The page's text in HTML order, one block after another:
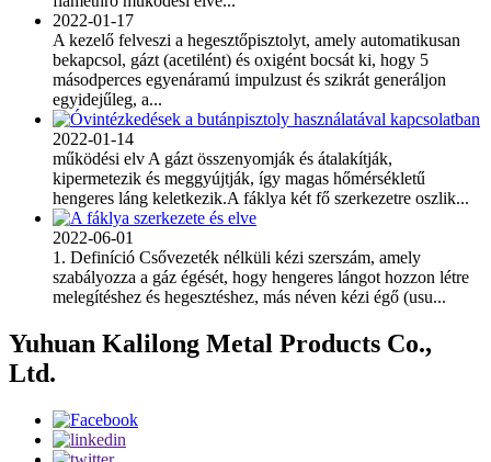
2022-01-17
A kezelő felveszi a hegesztőpisztolyt, amely automatikusan
bekapcsol, gázt (acetilént) és oxigént bocsát ki, hogy 5
másodperces egyenáramú impulzust és szikrát generáljon
egyidejűleg, a...
2022-01-14
működési elv A gázt összenyomják és átalakítják,
kipermetezik és meggyújtják, így magas hőmérsékletű
hengeres láng keletkezik.A fáklya két fő szerkezetre oszlik...
2022-06-01
1. Definíció Csővezeték nélküli kézi szerszám, amely
szabályozza a gáz égését, hogy hengeres lángot hozzon létre
melegítéshez és hegesztéshez, más néven kézi égő (usu...
Yuhuan Kalilong Metal Products Co.,
Ltd.